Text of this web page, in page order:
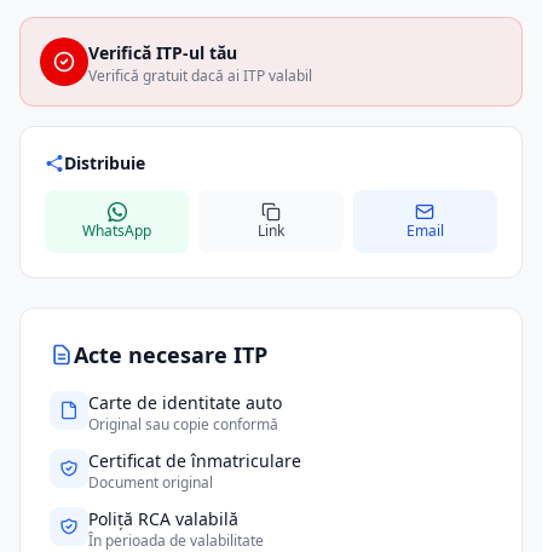
Acte necesare ITP
Carte de identitate auto
Original sau copie conformă
Certificat de înmatriculare
Document original
Poliță RCA valabilă
În perioada de valabilitate
Verifică ITP-ul tău
Verifică gratuit dacă ai ITP valabil
Distribuie
WhatsApp Link Email